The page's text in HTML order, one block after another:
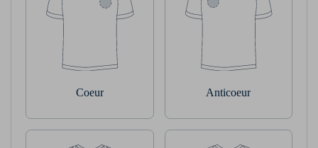
Coeur Anticoeur